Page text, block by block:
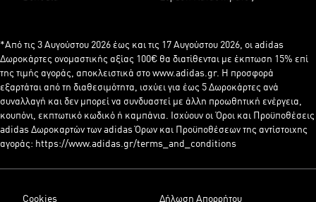
*Από τις 3 Αυγούστου 2026 έως και τις 17 Αυγούστου 2026, οι adidas
Δωροκάρτες ονομαστικής αξίας 100€ θα διατίθενται με έκπτωση 15% επί
της τιμής αγοράς, αποκλειστικά στο www.adidas.gr. Η προσφορά
εξαρτάται από τη διαθεσιμότητα, ισχύει για έως 5 Δωροκάρτες ανά
συναλλαγή και δεν μπορεί να συνδυαστεί με άλλη προωθητική ενέργεια,
κουπόνι, εκπτωτικό κωδικό ή καμπάνια. Ισχύουν οι Όροι και Προϋποθέσεις
adidas Δωροκαρτών των adidas Όρων και Προϋποθέσεων της αντίστοιχης
αγοράς: https://www.adidas.gr/terms_and_conditions
Cookies Δήλωση Απορρήτου